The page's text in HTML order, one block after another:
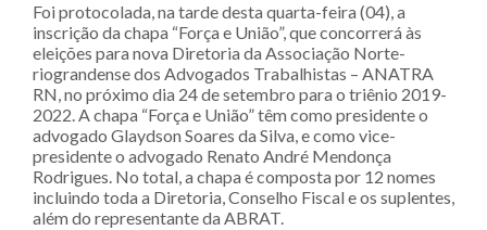
Foi protocolada, na tarde desta quarta-feira (04), a
inscrição da chapa “Força e União”, que concorrerá às
eleições para nova Diretoria da Associação Norte-
riograndense dos Advogados Trabalhistas – ANATRA
RN, no próximo dia 24 de setembro para o triênio 2019-
2022. A chapa “Força e União” têm como presidente o
advogado Glaydson Soares da Silva, e como vice-
presidente o advogado Renato André Mendonça
Rodrigues. No total, a chapa é composta por 12 nomes
incluindo toda a Diretoria, Conselho Fiscal e os suplentes,
além do representante da ABRAT.